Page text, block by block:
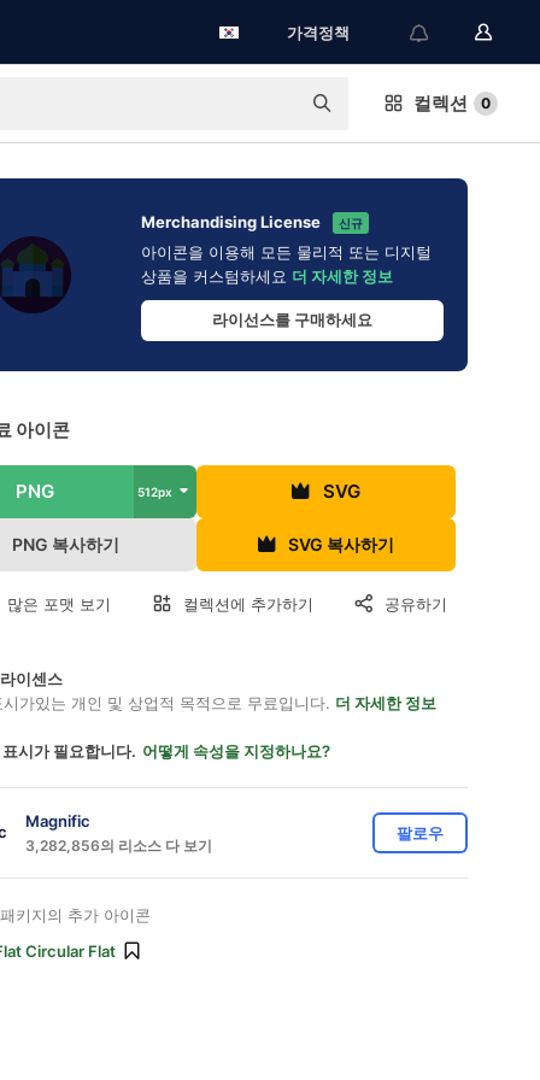
가격정책
컬렉션 0
Merchandising License 신규
아이콘을 이용해 모든 물리적 또는 디지털
상품을 커스텀하세요 더 자세한 정보
라이선스를 구매하세요
아이콘
PNG 512px SVG
PNG 복사하기 SVG 복사하기
많은 포맷 보기 컬렉션에 추가하기 공유하기
이센스
가있는 개인 및 상업적 목적으로 무료입니다. 더 자세한 정보
시가 필요합니다. 어떻게 속성을 지정하나요?
Magnific
3,282,856의 리소스 다 보기
팔로우
키지의 추가 아이콘
Circular Flat